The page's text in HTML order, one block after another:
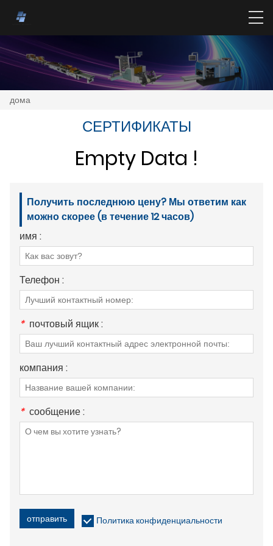
дома
СЕРТИФИКАТЫ
Empty Data !
Получить последнюю цену? Мы ответим как
можно скорее (в течение 12 часов)
имя :
Телефон :
* почтовый ящик :
компания :
* сообщение :
отправить Политика конфиденциальности